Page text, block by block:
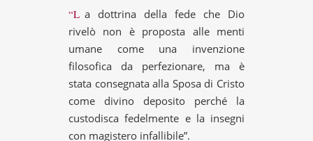
“La dottrina della fede che Dio
rivelò non è proposta alle menti
umane come una invenzione
filosofica da perfezionare, ma è
stata consegnata alla Sposa di Cristo
come divino deposito perché la
custodisca fedelmente e la insegni
con magistero infallibile”.